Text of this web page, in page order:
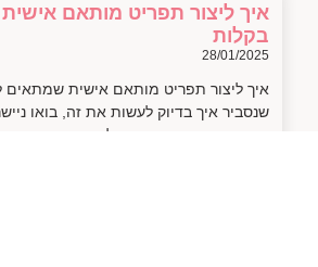
איך ליצור תפריט מותאם אישית
בקלות
28/01/2025
איך ליצור תפריט מותאם אישית שמתאים
שנסביר איך בדיוק לעשות את זה, בואו
פתחתם את המקרר ושאלתם